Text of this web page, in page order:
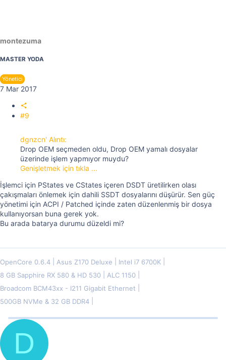
montezuma
MASTER YODA
Yönetici
7 Mar 2017
#9
dgnzcn' Alıntı:
Drop OEM seçmeden oldu, Drop OEM yamalı dosyalar
üzerinde işlem yapmıyor muydu?
Genişletmek için tıkla ...
İşlemci için PStates ve CStates içeren DSDT üretilirken olası
çakışmaları önlemek için dahili SSDT dosyalarını düşürür. Sen güç
yönetimi için ACPI / Patched içinde zaten düzenlenmiş bir dosya
kullanıyorsan buna gerek yok.
Bu arada batarya durumu düzeldi mi?
OpenCore 0.6.4 Asus Z170 Deluxe
Intel i7 6700K
8 GB Sapphire RX 580 & HD 530
ALC 1150
Broadcom BCM43xx - I211 Gigabit Ethernet
500GB NVMe & 32 GB DDR4
D